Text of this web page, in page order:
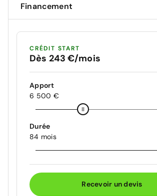
Financement
CRÉDIT START
Dès 243 €/mois
Apport
6 500 €
Durée
84 mois
Recevoir un devis